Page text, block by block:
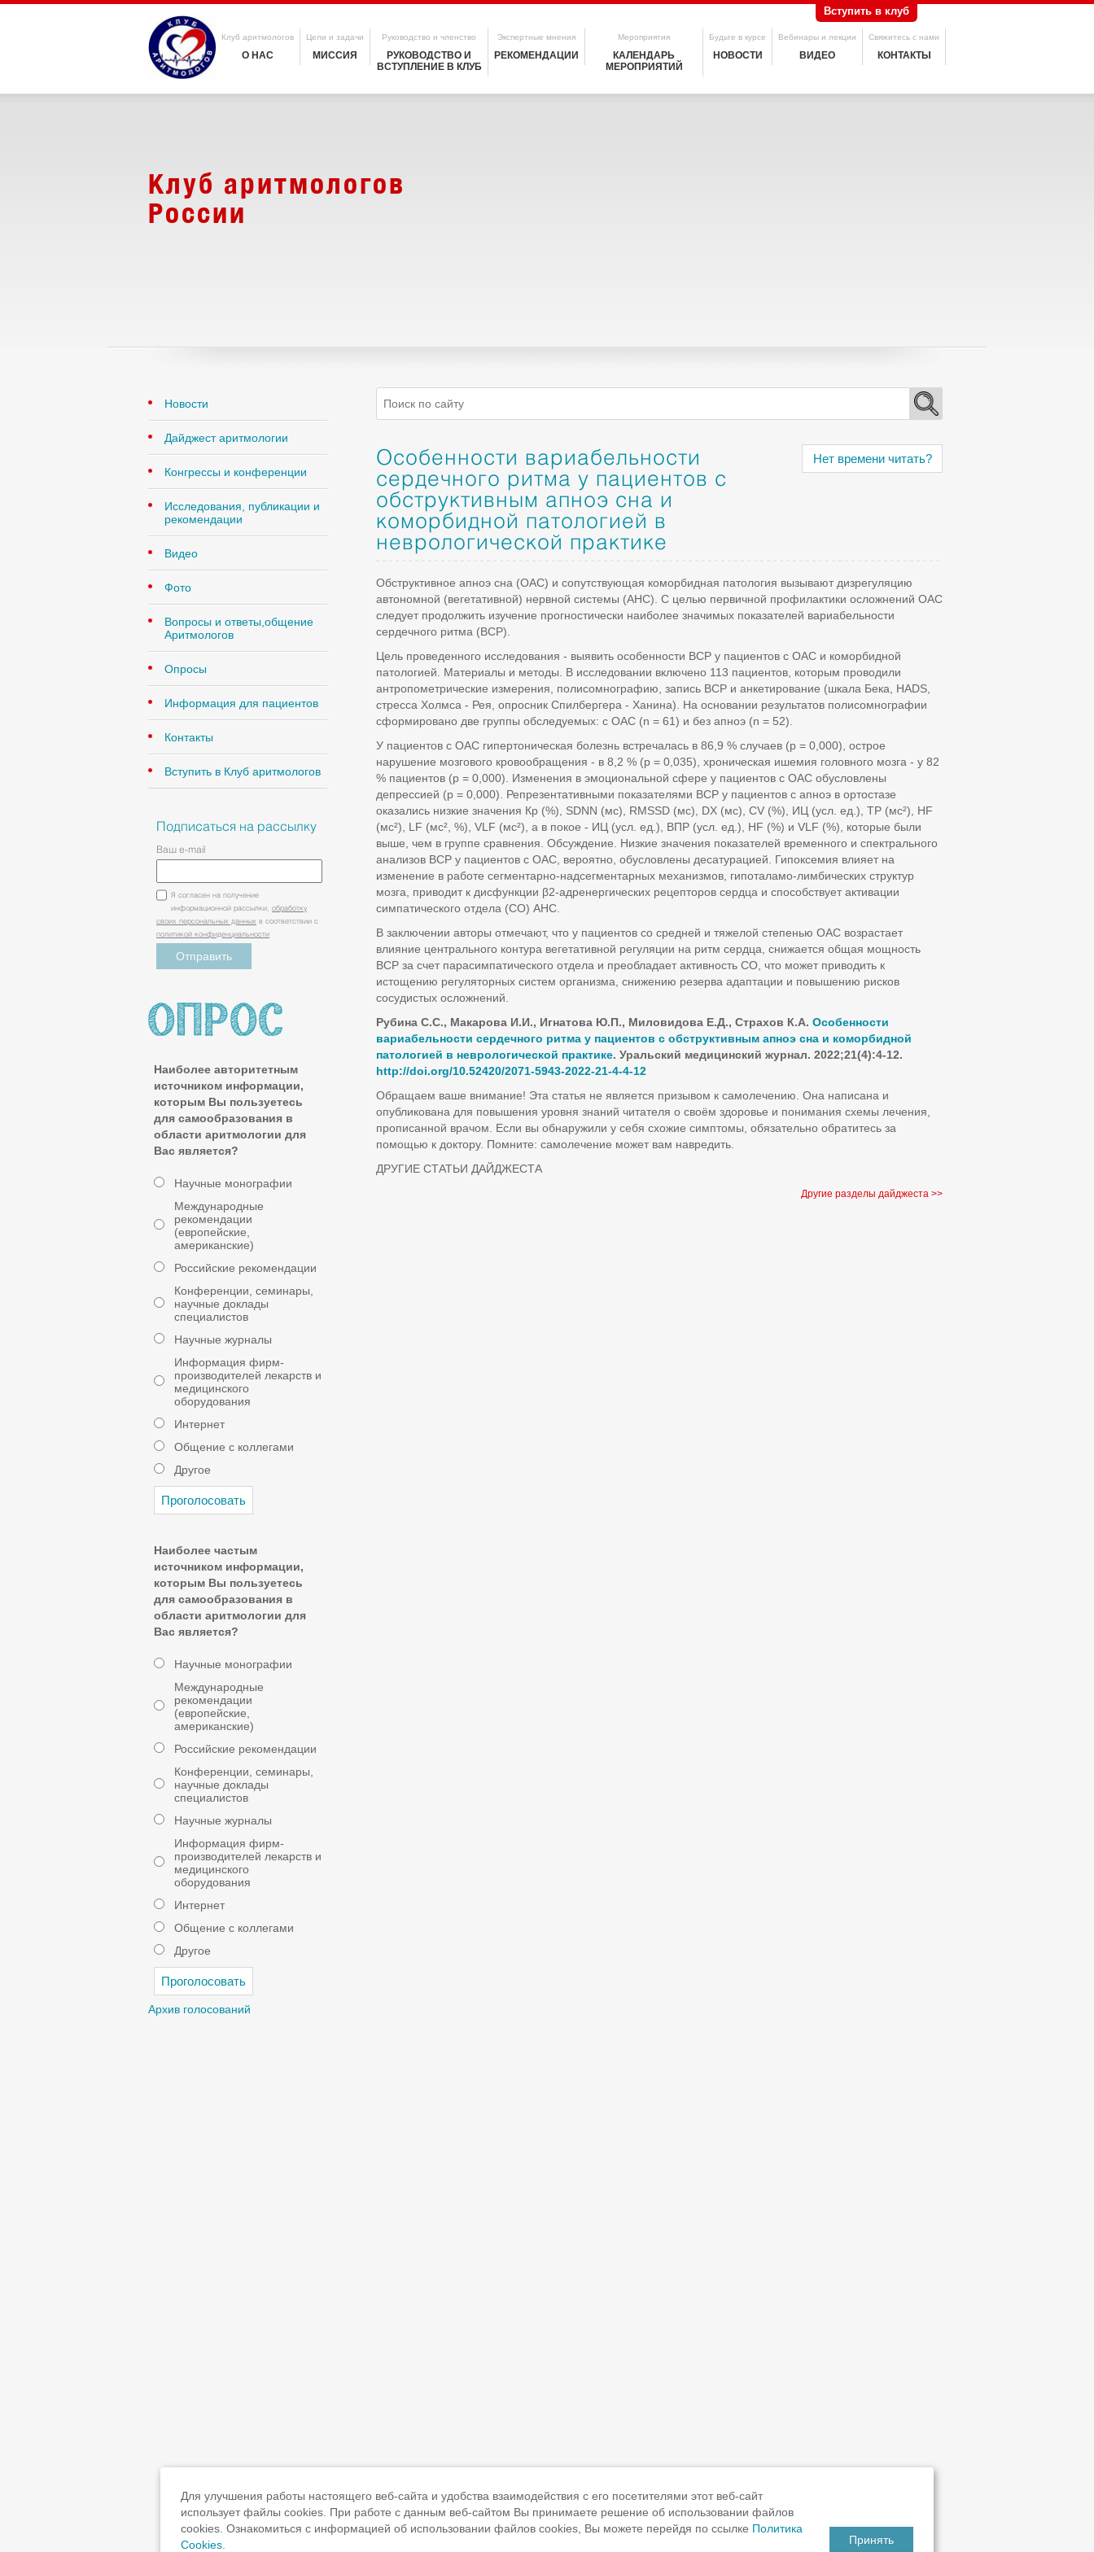
Клуб аритмологов
О НАС
Цели и задачи
МИССИЯ
Руководство и членство
РУКОВОДСТВО И
ВСТУПЛЕНИЕ В КЛУБ
Экспертные мнения
РЕКОМЕНДАЦИИ
Мероприятия
КАЛЕНДАРЬ
МЕРОПРИЯТИЙ
Будьте в курсе
НОВОСТИ
Вебинары и лекции
ВИДЕО
Свяжитесь с нами
КОНТАКТЫ
Вступить в клуб
Клуб аритмологов
России
Новости
Дайджест аритмологии
Конгрессы и конференции
Исследования, публикации и
рекомендации
Видео
Фото
Вопросы и ответы,общение
Аритмологов
Опросы
Информация для пациентов
Контакты
Вступить в Клуб аритмологов
Подписаться на рассылку
Ваш e-mail
Я согласен на получение
информационной рассылки, обработку
своих персональных данных
в соответствии с
политикой конфиденциальности
Наиболее авторитетным
источником информации,
которым Вы пользуетесь
для самообразования в
области аритмологии для
Вас является?
Научные монографии
Международные
рекомендации
(европейские,
американские)
Российские рекомендации
Конференции, семинары,
научные доклады
специалистов
Научные журналы
Информация фирм-
производителей лекарств и
медицинского
оборудования
Интернет
Общение с коллегами
Другое
Наиболее частым
источником информации,
которым Вы пользуетесь
для самообразования в
области аритмологии для
Вас является?
Научные монографии
Международные
рекомендации
(европейские,
американские)
Российские рекомендации
Конференции, семинары,
научные доклады
специалистов
Научные журналы
Информация фирм-
производителей лекарств и
медицинского
оборудования
Интернет
Общение с коллегами
Другое
Архив голосований
Особенности вариабельности
сердечного ритма у пациентов с
обструктивным апноэ сна и
коморбидной патологией в
неврологической практике
Нет времени читать?
Обструктивное апноэ сна (ОАС) и сопутствующая коморбидная патология вызывают дизрегуляцию
автономной (вегетативной) нервной системы (АНС). С целью первичной профилактики осложнений ОАС
следует продолжить изучение прогностически наиболее значимых показателей вариабельности
сердечного ритма (ВСР).
Цель проведенного исследования - выявить особенности ВСР у пациентов с ОАС и коморбидной
патологией. Материалы и методы. В исследовании включено 113 пациентов, которым проводили
антропометрические измерения, полисомнографию, запись ВСР и анкетирование (шкала Бека, HADS,
стресса Холмса - Рея, опросник Спилбергера - Ханина). На основании результатов полисомнографии
сформировано две группы обследуемых: с ОАС (n = 61) и без апноэ (n = 52).
У пациентов с ОАС гипертоническая болезнь встречалась в 86,9 % случаев (p = 0,000), острое
нарушение мозгового кровообращения - в 8,2 % (p = 0,035), хроническая ишемия головного мозга - у 82
% пациентов (p = 0,000). Изменения в эмоциональной сфере у пациентов с ОАС обусловлены
депрессией (p = 0,000). Репрезентативными показателями ВСР у пациентов с апноэ в ортостазе
оказались низкие значения Кр (%), SDNN (мс), RMSSD (мс), DX (мс), CV (%), ИЦ (усл. ед.), ТР (мс²), HF
(мс²), LF (мс², %), VLF (мс²), а в покое - ИЦ (усл. ед.), ВПP (усл. ед.), HF (%) и VLF (%), которые были
выше, чем в группе сравнения. Обсуждение. Низкие значения показателей временного и спектрального
анализов ВСР у пациентов с ОАС, вероятно, обусловлены десатурацией. Гипоксемия влияет на
изменение в работе сегментарно-надсегментарных механизмов, гипоталамо-лимбических структур
мозга, приводит к дисфункции β2-адренергических рецепторов сердца и способствует активации
симпатического отдела (СО) АНС.
В заключении авторы отмечают, что у пациентов со средней и тяжелой степенью ОАС возрастает
влияние центрального контура вегетативной регуляции на ритм сердца, снижается общая мощность
ВСР за счет парасимпатического отдела и преобладает активность СО, что может приводить к
истощению регуляторных систем организма, снижению резерва адаптации и повышению рисков
сосудистых осложнений.
Рубина С.С., Макарова И.И., Игнатова Ю.П., Миловидова Е.Д., Страхов К.А. Особенности
вариабельности сердечного ритма у пациентов с обструктивным апноэ сна и коморбидной
патологией в неврологической практике. Уральский медицинский журнал. 2022;21(4):4-12.
http://doi.org/10.52420/2071-5943-2022-21-4-4-12
Обращаем ваше внимание! Эта статья не является призывом к самолечению. Она написана и
опубликована для повышения уровня знаний читателя о своём здоровье и понимания схемы лечения,
прописанной врачом. Если вы обнаружили у себя схожие симптомы, обязательно обратитесь за
помощью к доктору. Помните: самолечение может вам навредить.
ДРУГИЕ СТАТЬИ ДАЙДЖЕСТА
Другие разделы дайджеста >>
Для улучшения работы настоящего веб-сайта и удобства взаимодействия с его посетителями этот веб-сайт
использует файлы cookies. При работе с данным веб-сайтом Вы принимаете решение об использовании файлов
cookies. Ознакомиться с информацией об использовании файлов cookies, Вы можете перейдя по ссылке Политика
Cookies
Принять